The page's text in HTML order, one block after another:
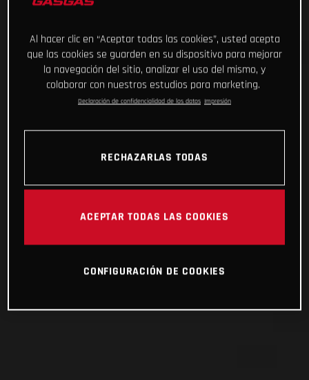
Al hacer clic en “Aceptar todas las cookies”, usted acepta
que las cookies se guarden en su dispositivo para mejorar
la navegación del sitio, analizar el uso del mismo, y
colaborar con nuestros estudios para marketing.
Declaración de confidencialidad de los datos Impresión
RECHAZARLAS TODAS
ACEPTAR TODAS LAS COOKIES
CONFIGURACIÓN DE COOKIES